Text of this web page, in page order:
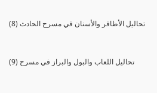
(8) تحاليل الأظافر والأسنان في مسرح الحادث
(9) تحاليل اللعاب والبول والبراز في مسرح